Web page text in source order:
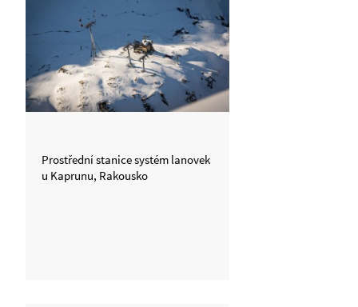
Prostřední stanice systém lanovek
u Kaprunu, Rakousko